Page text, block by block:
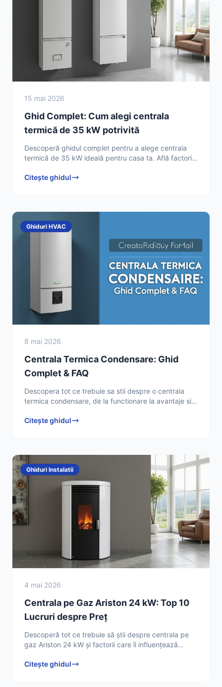
15 mai 2026
Ghid Complet: Cum alegi centrala
termică de 35 kW potrivită
Descoperă ghidul complet pentru a alege centrala
termică de 35 kW ideală pentru casa ta. Află factorii
Citește ghidul
Ghiduri HVAC
8 mai 2026
Centrala Termica Condensare: Ghid
Complet & FAQ
Descopera tot ce trebuie sa stii despre o centrala
termica condensare, de la functionare la avantaje si
Citește ghidul
Ghiduri Instalatii
4 mai 2026
Centrala pe Gaz Ariston 24 kW: Top 10
Lucruri despre Preț
Descoperă tot ce trebuie să știi despre centrala pe
gaz Ariston 24 kW și factorii care îi influențează
Citește ghidul